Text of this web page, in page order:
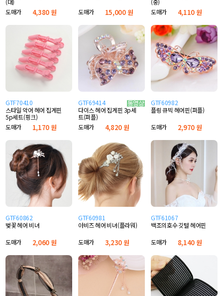
(대)
도매가
4,380 원
도매가
15,000 원
(중)
도매가
4,110 원
GTF70410
스타일 악어 헤어 집게핀
5p세트(핑크)
도매가
1,170 원
GTF69414
다이스 헤어 집게핀 3p세
트(퍼플)
도매가
4,820 원
GTF60982
플링 큐빅 헤어핀(퍼플)
도매가
2,970 원
GTF60862
벚꽃 헤어 비녀
도매가
2,060 원
GTF60981
아비즈 헤어 비녀(플라워)
도매가
3,230 원
GTF61067
백조의호수 깃털 헤어핀
도매가
8,140 원